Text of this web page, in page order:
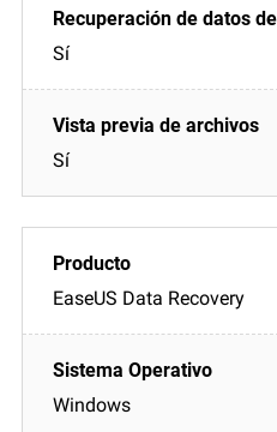
Sí
Sí
EaseUS Data Recovery
Windows